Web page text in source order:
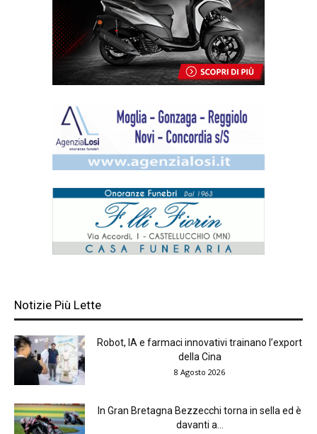
Notizie Più Lette
Robot, IA e farmaci innovativi trainano l’export
della Cina
8 Agosto 2026
In Gran Bretagna Bezzecchi torna in sella ed è
davanti a...